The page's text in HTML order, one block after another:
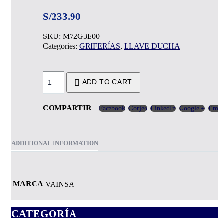
S/233.90
SKU: M72G3E00
Categories: GRIFERÍAS, LLAVE DUCHA
ADD TO CART
COMPARTIR Facebook Gorjeo LinkedIn Google +
ADDITIONAL INFORMATION
MARCA VAINSA
CATEGORÍA